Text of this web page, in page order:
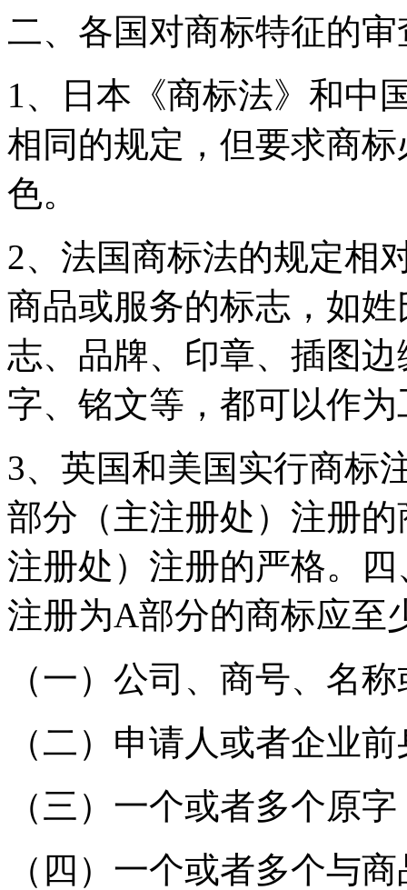
二、各国对商标特征的
1、日本《商标法》和中
相同的规定，但要求商
色。
2、法国商标法的规定相
商品或服务的标志，如
志、品牌、印章、插图
字、铭文等，都可以作
3、英国和美国实行商标
部分（主注册处）注册
注册处）注册的严格。
注册为A部分的商标应至
（一）公司、商号、名
（二）申请人或者企业
（三）一个或者多个原字
（四）一个或者多个与